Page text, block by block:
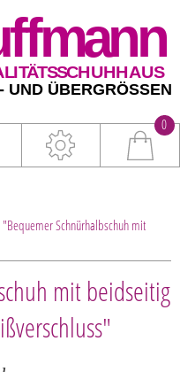
0
"Bequemer Schnürhalbschuh mit
mit beidseitig